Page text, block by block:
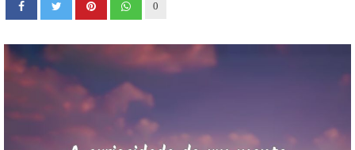
0